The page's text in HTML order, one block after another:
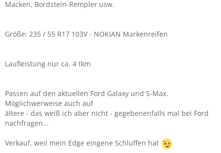
Macken, Bordstein-Rempler usw.
Größe: 235 / 55 R17 103V - NOKIAN Markenreifen
Laufleistung nur ca. 4 tkm
Passen auf den aktuellen Ford Galaxy und S-Max.
Möglichwerweise auch auf
ältere - das weiß ich aber nicht - gegebenenfalls mal bei Ford
nachfragen...
Verkauf, weil mein Edge eingene Schluffen hat